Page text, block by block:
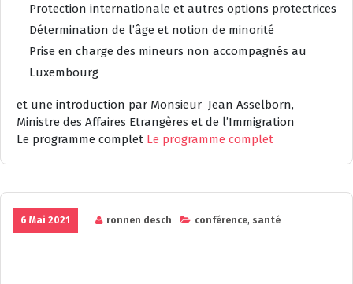
Protection internationale et autres options protectrices
Détermination de l’âge et notion de minorité
Prise en charge des mineurs non accompagnés au
Luxembourg
et une introduction par Monsieur Jean Asselborn,
Ministre des Affaires Etrangères et de l’Immigration
Le programme complet Le programme complet
6 Mai 2021 ronnen desch conférence, santé